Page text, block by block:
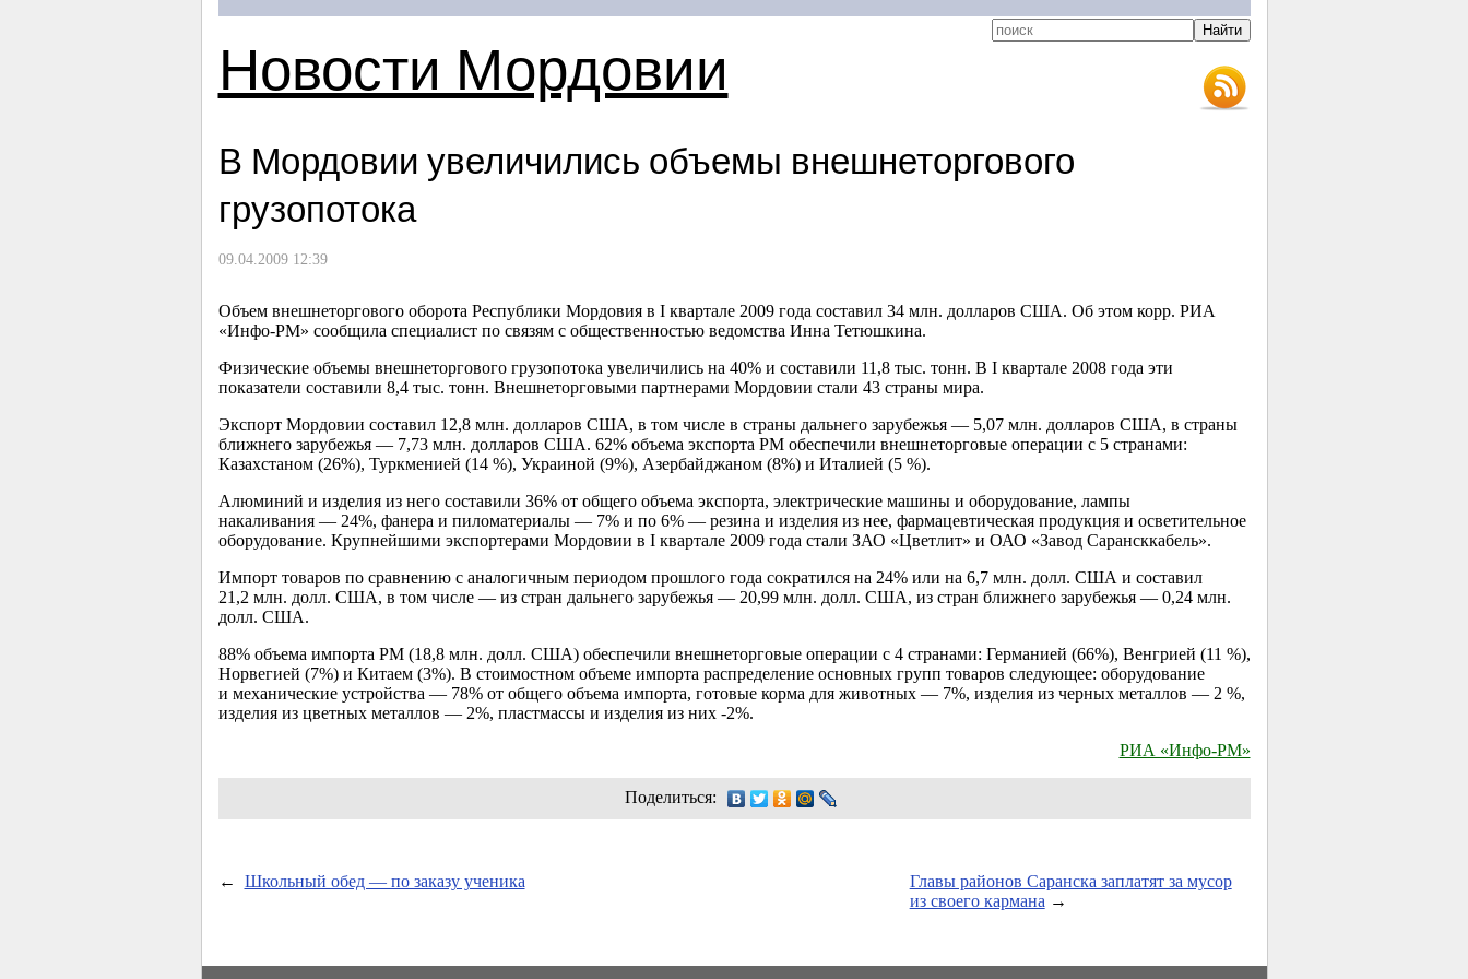
Новости Мордовии
В Мордовии увеличились объемы внешнеторгового
грузопотока
09.04.2009 12:39
Объем внешнеторгового оборота Республики Мордовия в I квартале 2009 года составил 34 млн. долларов США. Об этом корр. РИА
«Инфо-РМ» сообщила специалист по связям с общественностью ведомства Инна Тетюшкина.
Физические объемы внешнеторгового грузопотока увеличились на 40% и составили 11,8 тыс. тонн. В I квартале 2008 года эти
показатели составили 8,4 тыс. тонн. Внешнеторговыми партнерами Мордовии стали 43 страны мира.
Экспорт Мордовии составил 12,8 млн. долларов США, в том числе в страны дальнего зарубежья — 5,07 млн. долларов США, в страны
ближнего зарубежья — 7,73 млн. долларов США. 62% объема экспорта РМ обеспечили внешнеторговые операции с 5 странами:
Казахстаном (26%), Туркменией (14 %), Украиной (9%), Азербайджаном (8%) и Италией (5 %).
Алюминий и изделия из него составили 36% от общего объема экспорта, электрические машины и оборудование, лампы
накаливания — 24%, фанера и пиломатериалы — 7% и по 6% — резина и изделия из нее, фармацевтическая продукция и осветительное
оборудование. Крупнейшими экспортерами Мордовии в I квартале 2009 года стали ЗАО «Цветлит» и ОАО «Завод Сарансккабель».
Импорт товаров по сравнению с аналогичным периодом прошлого года сократился на 24% или на 6,7 млн. долл. США и составил
21,2 млн. долл. США, в том числе — из стран дальнего зарубежья — 20,99 млн. долл. США, из стран ближнего зарубежья — 0,24 млн.
долл. США.
88% объема импорта РМ (18,8 млн. долл. США) обеспечили внешнеторговые операции с 4 странами: Германией (66%), Венгрией (11 %),
Норвегией (7%) и Китаем (3%). В стоимостном объеме импорта распределение основных групп товаров следующее: оборудование
и механические устройства — 78% от общего объема импорта, готовые корма для животных — 7%, изделия из черных металлов — 2 %,
изделия из цветных металлов — 2%, пластмассы и изделия из них -2%.
РИА «Инфо-РМ»
Поделиться:
← Школьный обед — по заказу ученика
Главы районов Саранска заплатят за мусор
из своего кармана →